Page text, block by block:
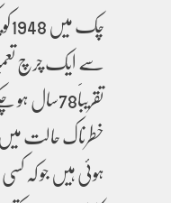
سے ایک چرچ
خطرناک حالت
ہوئی ہیں جو